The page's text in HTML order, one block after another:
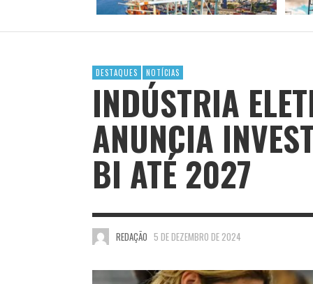
DESTAQUES NOTÍCIAS
INDÚSTRIA
ANUNCIA
BI ATÉ 2027
REDAÇÃO 5 DE DEZEMBRO DE 2024